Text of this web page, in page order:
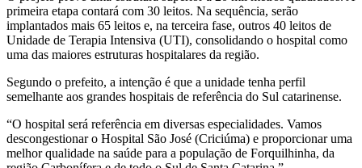
primeira etapa contará com 30 leitos. Na sequência, serão
implantados mais 65 leitos e, na terceira fase, outros 40 leitos de
Unidade de Terapia Intensiva (UTI), consolidando o hospital como
uma das maiores estruturas hospitalares da região.
Segundo o prefeito, a intenção é que a unidade tenha perfil
semelhante aos grandes hospitais de referência do Sul catarinense.
“O hospital será referência em diversas especialidades. Vamos
descongestionar o Hospital São José (Criciúma) e proporcionar uma
melhor qualidade na saúde para a população de Forquilhinha, da